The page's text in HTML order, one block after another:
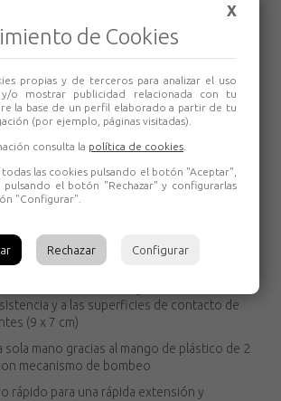
STE90 Bessey
Volver
producto
575-910mm STE90
hasta un máximo de 350 kg cuando la barra
completamente retraída
y a las superficies de contacto de
(9 x 7 cm)
sola mano gracias al mango de plástico de 2
mecanismo de bombeo
rápido para una rápida extensión y
X
de Cookies
propias y de terceros para analizar el uso
o mostrar publicidad relacionada con tu
la base de un perfil elaborado a partir de tu
(por ejemplo, páginas visitadas).
consulta la política de cookies
las cookies pulsando el botón "Aceptar",
pulsando el botón "Rechazar" y configurarlas
"Configurar".
Rechazar Configurar